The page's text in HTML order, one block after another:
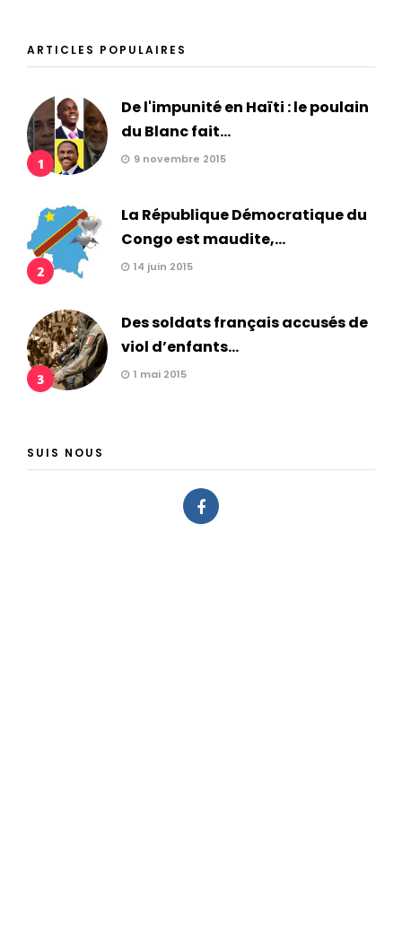
ARTICLES POPULAIRES
1
De l'impunité en Haïti : le poulain
du Blanc fait...
9 novembre 2015
2
La République Démocratique du
Congo est maudite,...
14 juin 2015
3
Des soldats français accusés de
viol d’enfants...
1 mai 2015
SUIS NOUS